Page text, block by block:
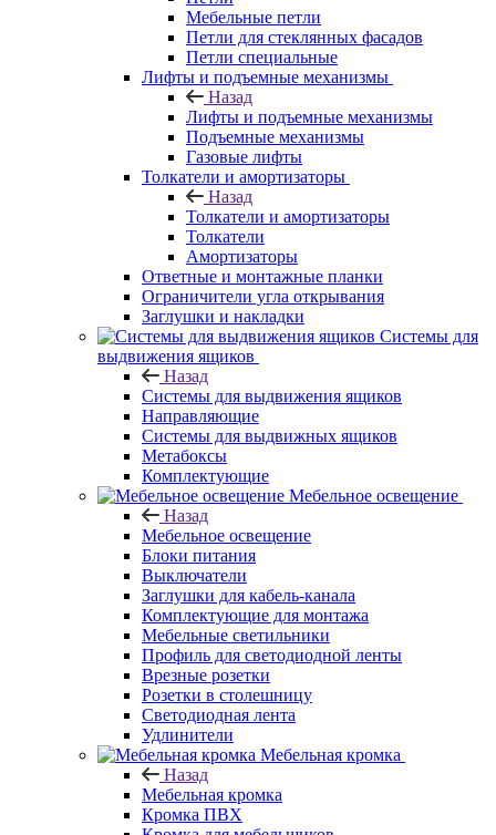
Мебельные петли
Петли для стеклянных фасадов
Петли специальные
Лифты и подъемные механизмы
Назад
Лифты и подъемные механизмы
Подъемные механизмы
Газовые лифты
Толкатели и амортизаторы
Назад
Толкатели и амортизаторы
Толкатели
Амортизаторы
Ответные и монтажные планки
Ограничители угла открывания
Заглушки и накладки
Системы для
выдвижения ящиков
Назад
Системы для выдвижения ящиков
Направляющие
Системы для выдвижных ящиков
Метабоксы
Комплектующие
Мебельное освещение
Назад
Мебельное освещение
Блоки питания
Выключатели
Заглушки для кабель-канала
Комплектующие для монтажа
Мебельные светильники
Профиль для светодиодной ленты
Врезные розетки
Розетки в столешницу
Светодиодная лента
Удлинители
Мебельная кромка
Назад
Мебельная кромка
Кромка ПВХ